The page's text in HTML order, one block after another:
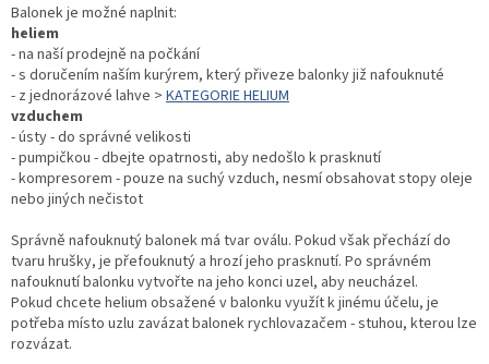
Balonek je možné naplnit:
heliem
- na naší prodejně na počkání
- s doručením naším kurýrem, který přiveze balonky již nafouknuté
- z jednorázové lahve > KATEGORIE HELIUM
vzduchem
- ústy - do správné velikosti
- pumpičkou - dbejte opatrnosti, aby nedošlo k prasknutí
- kompresorem - pouze na suchý vzduch, nesmí obsahovat stopy oleje
nebo jiných nečistot
Správně nafouknutý balonek má tvar oválu. Pokud však přechází do
tvaru hrušky, je přefouknutý a hrozí jeho prasknutí. Po správném
nafouknutí balonku vytvořte na jeho konci uzel, aby neucházel.
Pokud chcete helium obsažené v balonku využít k jinému účelu, je
potřeba místo uzlu zavázat balonek rychlovazačem - stuhou, kterou lze
rozvázat.